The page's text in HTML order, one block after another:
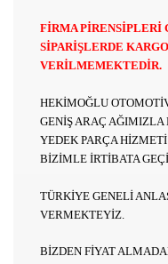
FİRMA PİRENSİPLERİ
SİPARİŞLERDE
VERİLMEMEKTEDİR.
HEKİMOĞLU
GENİŞ ARAÇ AĞIMIZLA
YEDEK PARÇA
BİZİMLE İRTİBATA
TÜRKİYE GENELİ
VERMEKTEYİZ.
BİZDEN FİYAT